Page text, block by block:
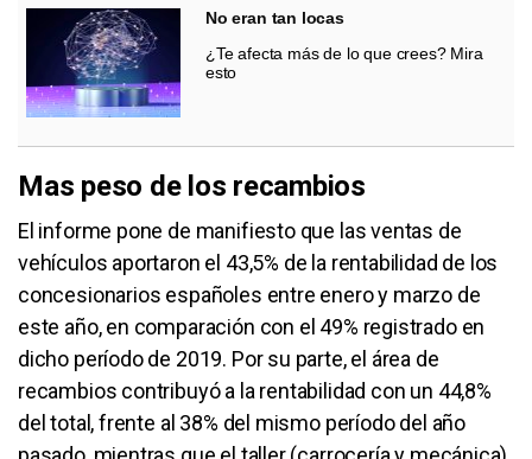
No eran tan locas
¿Te afecta más de lo que crees? Mira
esto
Mas peso de los recambios
El informe pone de manifiesto que las ventas de
vehículos aportaron el 43,5% de la rentabilidad de los
concesionarios españoles entre enero y marzo de
este año, en comparación con el 49% registrado en
dicho período de 2019. Por su parte, el área de
recambios contribuyó a la rentabilidad con un 44,8%
del total, frente al 38% del mismo período del año